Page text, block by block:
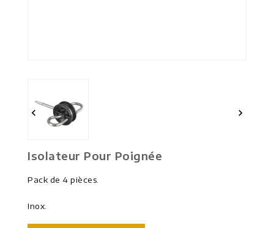
 
Isolateur Pour Poignée
Pack de 4 pièces.
Inox.